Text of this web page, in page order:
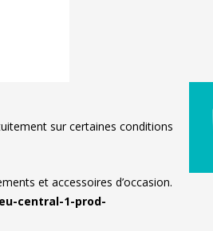
sur certaines conditions
et accessoires d’occasion.